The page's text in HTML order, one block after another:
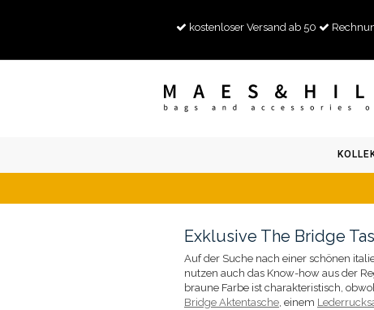
kostenloser Versand ab 50
Exklusive The Bridge
Auf der Suche nach einer schönen
nutzen auch das Know-how aus der
braune Farbe ist charakteristisch,
Bridge Aktentasche, einem